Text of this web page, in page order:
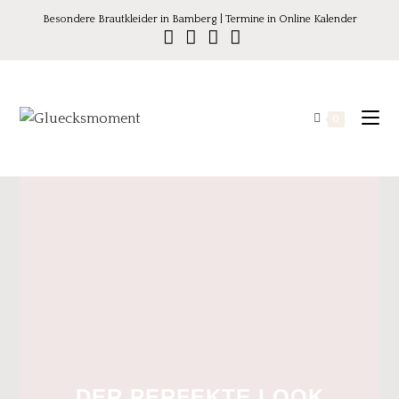
Besondere Brautkleider in Bamberg | Termine in Online Kalender